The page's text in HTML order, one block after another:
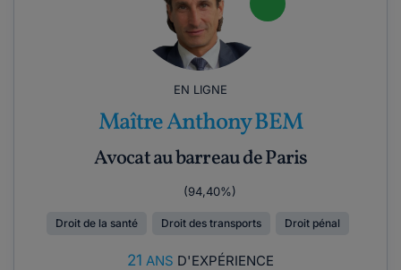
EN LIGNE
Maître Anthony BEM
Avocat au barreau de Paris
(94,40%)
Droit de la santé Droit des transports Droit pénal
21 ANS D'EXPÉRIENCE